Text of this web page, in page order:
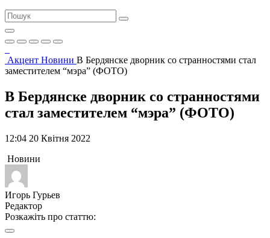
Акцент Новини В Бердянске дворник со странностями стал
заместителем “мэра” (ФОТО)
В Бердянске дворник со странностями
стал заместителем “мэра” (ФОТО)
12:04 20 Квітня 2022
Новини
Игорь Гурьев
Редактор
Розкажіть про статтю: